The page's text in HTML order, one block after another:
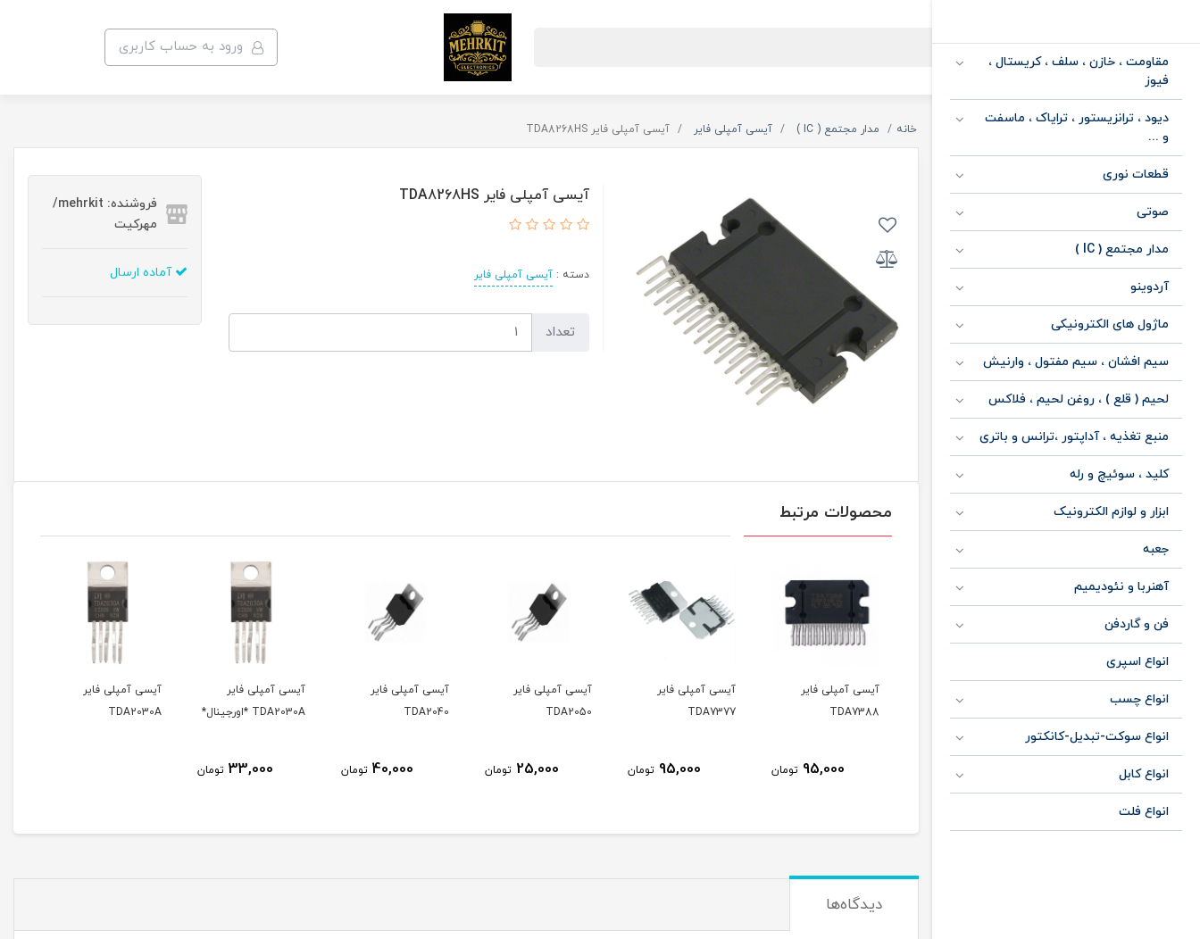
ورود به حساب کاربری
مقاومت ، خازن ، سلف ، کریستال ،
فیوز
دیود ، ترانزیستور ، ترایاک ، ماسفت
و ...
قطعات نوری
صوتی
مدار مجتمع ( IC )
آردوینو
ماژول های الکترونیکی
سیم افشان ، سیم مفتول ، وارنیش
لحیم ( قلع ) ، روغن لحیم ، فلاکس
منبع تغذیه ، آداپتور ،ترانس و باتری
کلید ، سوئیچ و رله
ابزار و لوازم الکترونیک
جعبه
آهنربا و نئودیمیم
فن و گاردفن
انواع اسپری
انواع چسب
انواع سوکت-تبدیل-کانکتور
انواع کابل
انواع فلت
خانه مدار مجتمع ( IC ) آیسی آمپلی فایر آیسی آمپلی فایر TDA8268HS
آیسی آمپلی فایر TDA8268HS
دسته :آیسی آمپلی فایر
تعداد
فروشنده: mehrkit/
مهرکیت
آماده ارسال
محصولات مرتبط
آیسی آمپلی فایر
تومان
آیسی آمپلی فایر
تومان
آیسی آمپلی فایر
تومان
آیسی آمپلی فایر
تومان
آیسی آمپلی فایر
تومان
آیسی آمپلی فایر
TDA2030A
دیدگاه‌ها